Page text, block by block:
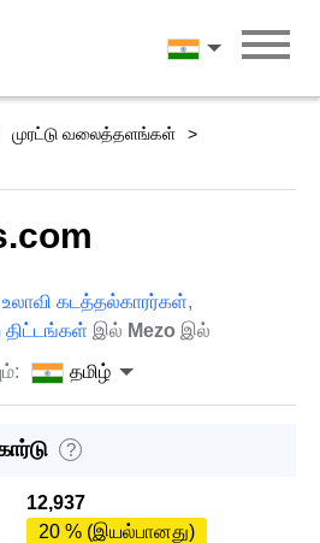
தமிழ்
முரட்டு வலைத்தளங்கள்
உலாவி கடத்தல்காரர்கள்,
இல் Mezo இல்
தமிழ்
?
12,937
20 % (இயல்பானது)